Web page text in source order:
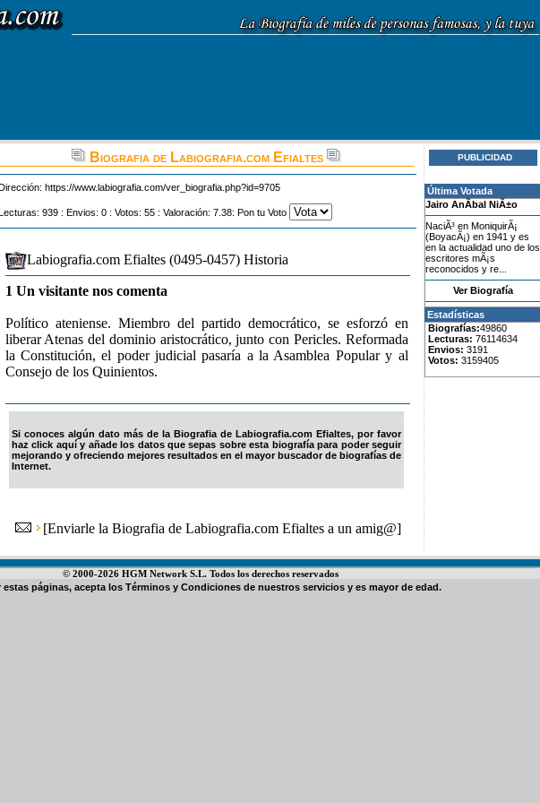
Biografia de Labiografia.com Efialtes
https://www.labiografia.com/ver_biografia.php?id=9705
939 : Envios: 0 : Votos: 55 : Valoración: 7.38: Pon tu Voto
Labiografia.com Efialtes (0495-0457) Historia
1 Un visitante nos comenta
Político ateniense. Miembro del partido democrático, se esforzó en
liberar Atenas del dominio aristocrático, junto con Pericles. Reformada
la Constitución, el poder judicial pasaría a la Asamblea Popular y al
Consejo de los Quinientos.
Si conoces algún dato más de la Biografia de Labiografia.com Efialtes, por favor
haz click aquí y añade los datos que sepas sobre esta biografía para poder seguir
mejorando y ofreciendo mejores resultados en el mayor buscador de biografías de
Internet.
[Enviarle la Biografia de Labiografia.com Efialtes a un amig@]
PUBLICIDAD
Última Votada
Jairo AnÃ­bal NiÃ±o
NaciÃ³ en MoniquirÃ¡
(BoyacÃ¡) en 1941 y es
en la actualidad uno de los
escritores mÃ¡s
reconocidos y re...
Ver Biografía
Estadísticas
Biografías:49860
Lecturas: 76114634
Envios: 3191
Votos: 3159405
© 2000-2026 HGM Network S.L. Todos los derechos reservados
estas páginas, acepta los Términos y Condiciones de nuestros servicios y es mayor de edad.